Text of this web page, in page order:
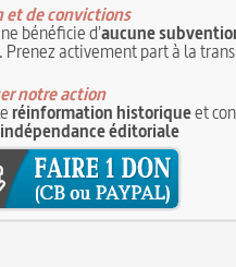
et de convictions
bénéficie d'aucune
. Prenez activement part à la
notre action
réinformation historiqueet
indépendance éditoriale